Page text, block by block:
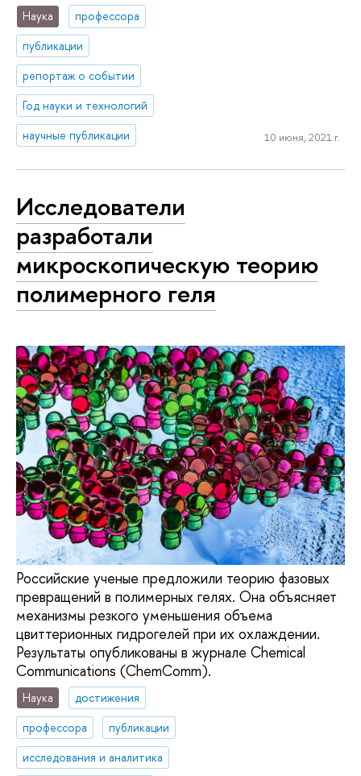
Наука
профессора
публикации
репортаж о событии
Год науки и технологий
научные публикации
10 июня, 2021 г.
Исследователи
разработали
микроскопическую теорию
полимерного геля
Российские ученые предложили теорию фазовых
превращений в полимерных гелях. Она объясняет
механизмы резкого уменьшения объема
цвиттерионных гидрогелей при их охлаждении.
Результаты опубликованы в журнале Chemical
Communications (ChemComm).
Наука
достижения
профессора
публикации
исследования и аналитика